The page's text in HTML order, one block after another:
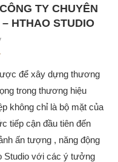
TY CHUYÊN
HTHAO STUDIO
để xây dựng thương
trong thương hiệu
không chỉ là bộ mặt của
tiếp cận đầu tiên đến
ấn tượng , năng động
Studio với các ý tưởng